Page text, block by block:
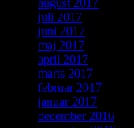
august 2017
juli 2017
juni 2017
maj 2017
april 2017
marts 2017
februar 2017
januar 2017
december 2016